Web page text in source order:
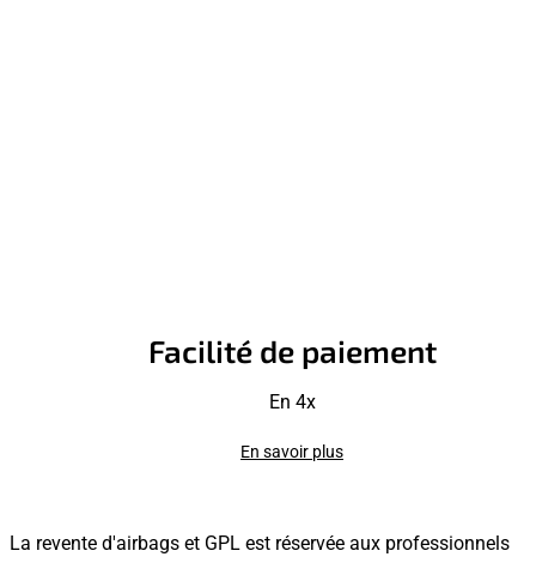
Facilité de paiement
En 4x
En savoir plus
La revente d'airbags et GPL est réservée aux professionnels